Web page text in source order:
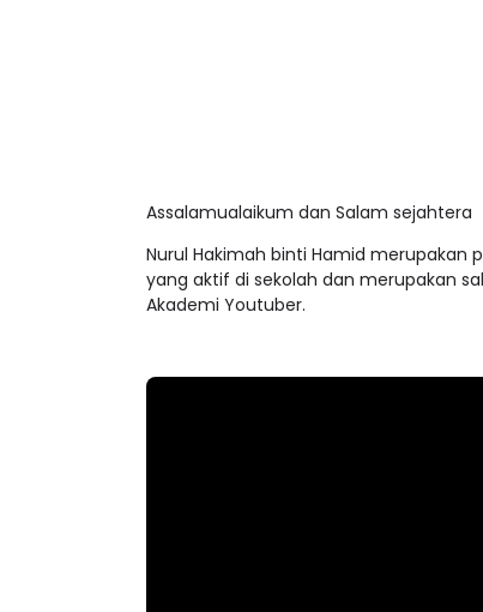
Assalamualaikum dan Salam sejahtera
Nurul Hakimah binti Hamid merupakan
yang aktif di sekolah dan merupakan
Akademi Youtuber.